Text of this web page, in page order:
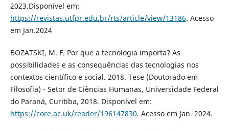
2023.Disponível em:
https://revistas.utfpr.edu.br/rts/article/view/13186. Acesso
em Jan.2024
BOZATSKI, M. F. Por que a tecnologia importa? As
possibilidades e as consequências das tecnologias nos
contextos científico e social. 2018. Tese (Doutorado em
Filosofia) - Setor de Ciências Humanas, Universidade Federal
do Paraná, Curitiba, 2018. Disponível em:
https://core.ac.uk/reader/196147830. Acesso em Jan. 2024.